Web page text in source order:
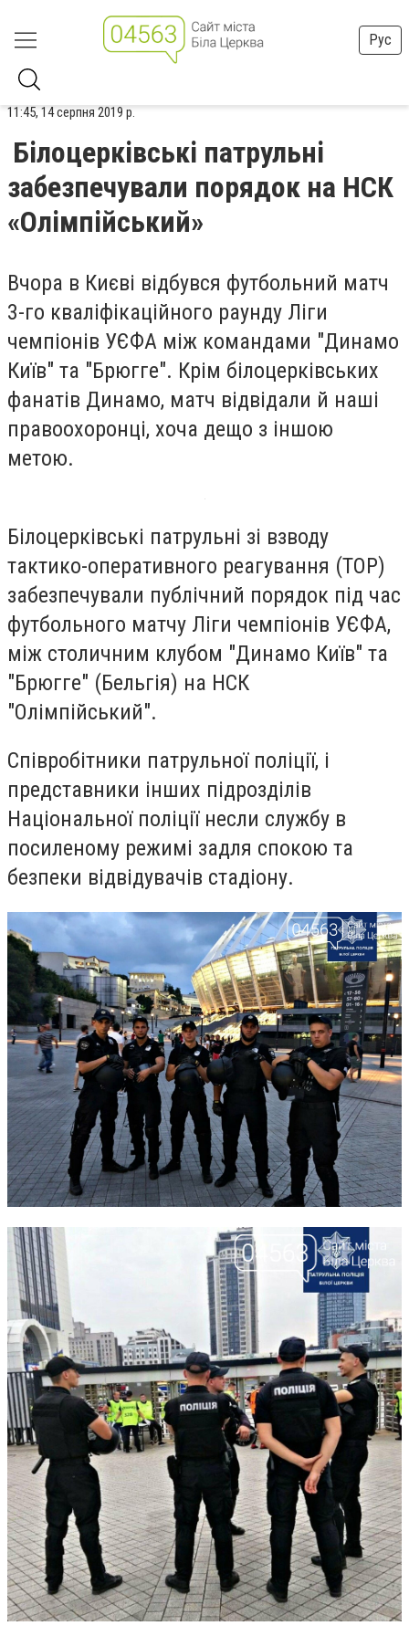
Рус
11:45, 14 серпня 2019 р.
Білоцерківські патрульні
забезпечували порядок на НСК
«Олімпійський»
Вчора в Києві відбувся футбольний матч
3-го кваліфікаційного раунду Ліги
чемпіонів УЄФА між командами "Динамо
Київ" та "Брюгге". Крім білоцерківських
фанатів Динамо, матч відвідали й наші
правоохоронці, хоча дещо з іншою
метою.
Білоцерківські патрульні зі взводу
тактико-оперативного реагування (ТОР)
забезпечували публічний порядок під час
футбольного матчу Ліги чемпіонів УЄФА,
між столичним клубом "Динамо Київ" та
"Брюгге" (Бельгія) на НСК
"Олімпійський".
Співробітники патрульної поліції, і
представники інших підрозділів
Національної поліції несли службу в
посиленому режимі задля спокою та
безпеки відвідувачів стадіону.